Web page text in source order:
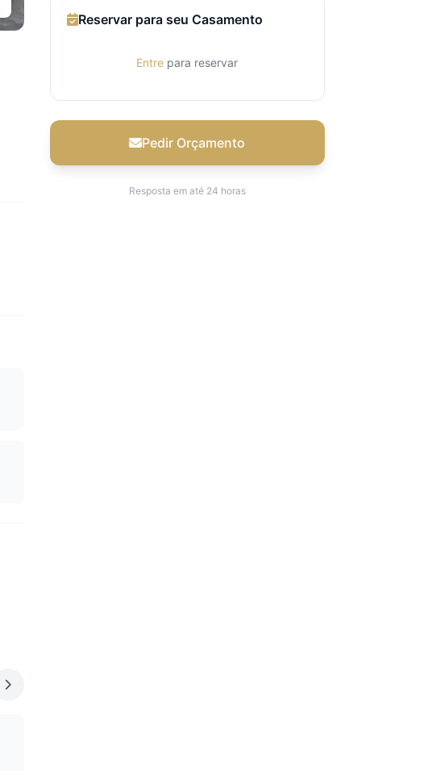
Reservar para seu Casamento
Entre para reservar
Pedir Orçamento
Resposta em até 24 horas